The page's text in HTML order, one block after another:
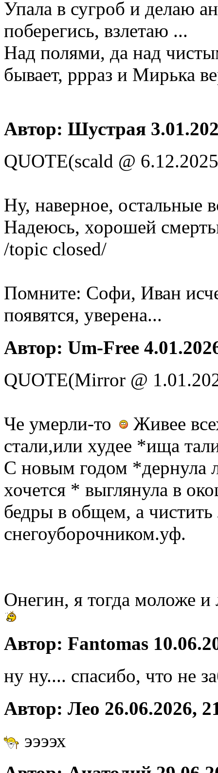
Упала в сугроб и делаю
поберегись, взлетаю ...
Над полями, да над
бывает, ррраз и Мирька
Автор: Шустрая
QUOTE(scald @
Ну, наверное, остальные
Надеюсь, хорошей
/topic closed/
Помните: Софи, Иван
появятся, уверена...
Автор: Um-Free
QUOTE(Mirror @
Че умерли-то
Живее
стали,или худее *ища
С новым годом *дернула
хочется * выглянула в
бедры в общем, а чистить
снегоуборочником.уф.
Онегин, я тогда моложе
Автор: Fantomas
ну ну.... спасибо, что не
Автор: Лео 26.06.2026,
ээээх